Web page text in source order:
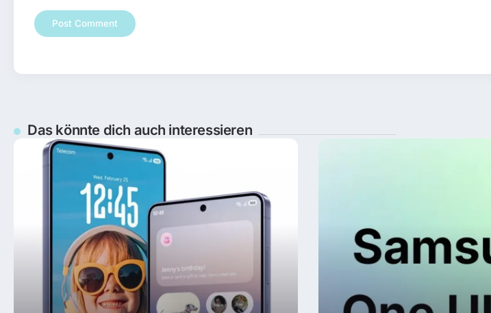
Das könnte dich auch interessieren